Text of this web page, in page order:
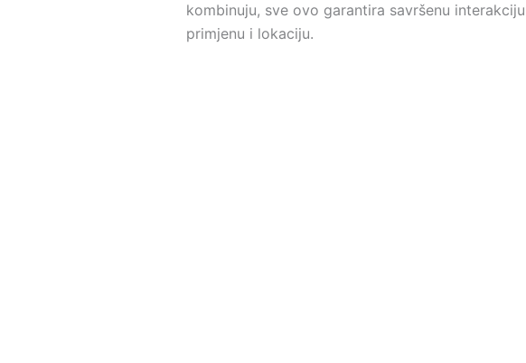
kombinuju, sve ovo garantira savršenu
primjenu i lokaciju.